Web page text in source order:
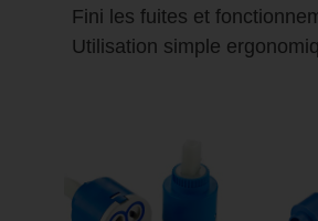
Fini les fuites et
Utilisation simple